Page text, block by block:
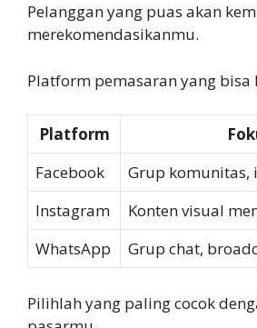
Pelanggan yang puas akan
merekomendasikanmu.
Platform pemasaran yang bisa
Platform
Facebook
Grup komunitas,
Instagram
Konten visual
WhatsApp
Grup chat,
Pilihlah yang paling cocok